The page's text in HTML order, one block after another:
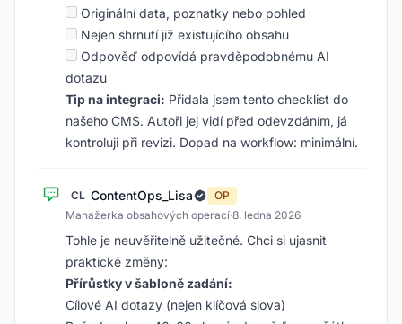
Originální data, poznatky nebo pohled
Nejen shrnutí již existujícího obsahu
Odpověď odpovídá pravděpodobnému AI
dotazu
Tip na integraci: Přidala jsem tento checklist do
našeho CMS. Autoři jej vidí před odevzdáním, já
kontroluji při revizi. Dopad na workflow: minimální.
CL ContentOps_Lisa
OP
Manažerka obsahových operací·8. ledna 2026
Tohle je neuvěřitelně užitečné. Chci si ujasnit
praktické změny:
Přírůstky v šabloně zadání:
Cílové AI dotazy (nejen klíčová slova)